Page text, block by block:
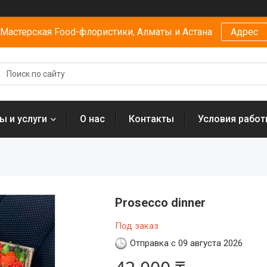
Мастерская Food-флористики, Алматы и Астана Адрес
и услуги О нас Контакты Условия
Prosecco dinner
Под заказ
Отправка с 09 августа 2026